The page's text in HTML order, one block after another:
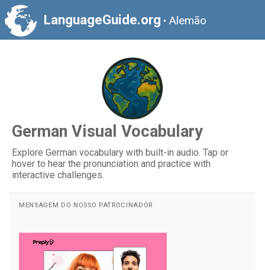
LanguageGuide.org • Alemão
German Visual Vocabulary
Explore German vocabulary with built-in audio. Tap or
hover to hear the pronunciation and practice with
interactive challenges.
MENSAGEM DO NOSSO PATROCINADOR